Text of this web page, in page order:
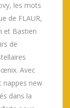
les mots
de FLAUR,
et Bastien
de
Avec
nappes new
dans la